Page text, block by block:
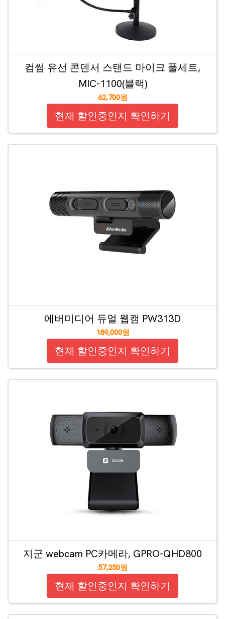
컴썸 유선 콘덴서 스탠드 마이크 풀세트,
MIC-1100(블랙)
62,700원
현재 할인중인지 확인하기
에버미디어 듀얼 웹캠 PW313D
189,000원
현재 할인중인지 확인하기
지군 webcam PC카메라, GPRO-QHD800
57,250원
현재 할인중인지 확인하기